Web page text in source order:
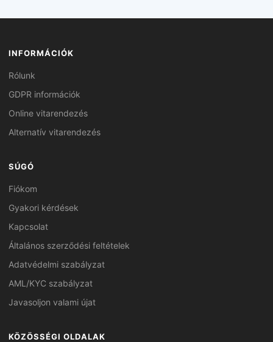
INFORMÁCIÓK
Rólunk
GDPR információk
Online vitarendezés
Alternatív vitarendezés
SÚGÓ
Fiókom
Gyakori kérdések
Kapcsolat
Általános szerződési feltételek
Adatvédelmi szabályzat
AML/KYC szabályzat
Javasoljon valami újat
KÖZÖSSÉGI OLDALAK